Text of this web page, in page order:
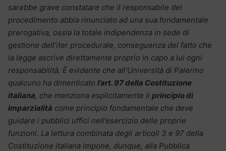
sarebbe grave constatare che il responsabile del
procedimento abbia rinunciato ad una sua fondamentale
prerogativa, ossia la totale indipendenza in sede di
gestione dell’iter procedurale, conseguenza del fatto che
la legge ascrive direttamente proprio in capo a lui ogni
responsabilità. È evidente che all’Università di Palermo
qualcuno ha dimenticato l’art. 97 della Costituzione
italiana, che menziona esplicitamente il principio di
imparzialità come principio fondamentale che deve
guidare i pubblici uffici nell’esercizio delle proprie
funzioni. La lettura combinata degli articoli 3 e 97 della
Costituzione italiana impone, dunque, alla Pubblica